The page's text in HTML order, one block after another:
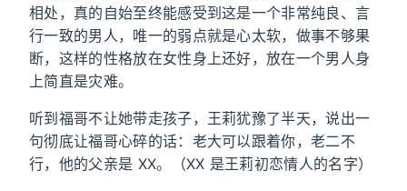
相处，真的自始至终能感受到这是一个非常纯良、言
行一致的男人，唯一的弱点就是心太软，做事不够果
断，这样的性格放在女性身上还好，放在一个男人身
上简直是灾难。
听到福哥不让她带走孩子，王莉犹豫了半天，说出一
句彻底让福哥心碎的话：老大可以跟着你，老二不
行，他的父亲是 XX。（XX 是王莉初恋情人的名字）